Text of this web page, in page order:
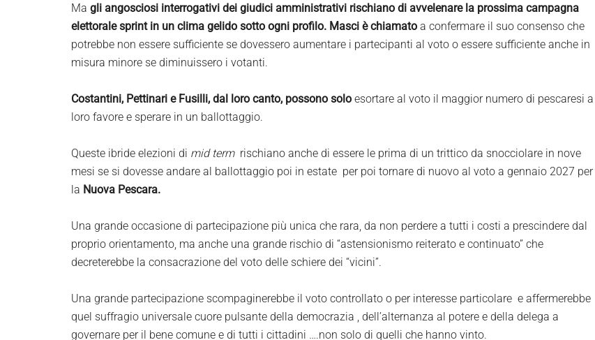
Ma gli angosciosi interrogativi dei giudici amministrativi rischiano di avvelenare la prossima campagna
elettorale sprint in un clima gelido sotto ogni profilo. Masci è chiamato a confermare il suo consenso che
potrebbe non essere sufficiente se dovessero aumentare i partecipanti al voto o essere sufficiente anche in
misura minore se diminuissero i votanti.
Costantini, Pettinari e Fusilli, dal loro canto, possono solo esortare al voto il maggior numero di pescaresi a
loro favore e sperare in un ballottaggio.
Queste ibride elezioni di mid term rischiano anche di essere le prima di un trittico da snocciolare in nove
mesi se si dovesse andare al ballottaggio poi in estate per poi tornare di nuovo al voto a gennaio 2027 per
la Nuova Pescara.
Una grande occasione di partecipazione più unica che rara, da non perdere a tutti i costi a prescindere dal
proprio orientamento, ma anche una grande rischio di “astensionismo reiterato e continuato” che
decreterebbe la consacrazione del voto delle schiere dei “vicini”.
Una grande partecipazione scompaginerebbe il voto controllato o per interesse particolare e affermerebbe
quel suffragio universale cuore pulsante della democrazia , dell’alternanza al potere e della delega a
governare per il bene comune e di tutti i cittadini ….non solo di quelli che hanno vinto.